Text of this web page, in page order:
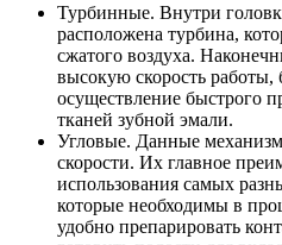
Турбинные. Внутри
расположена турбина,
сжатого воздуха.
высокую скорость работы,
осуществление быстрого
тканей зубной эмали.
Угловые. Данные
скорости. Их главное
использования самых
которые необходимы в
удобно препарировать